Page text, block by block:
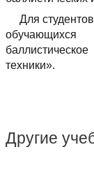
Для
обучающихся
техники».
Другие